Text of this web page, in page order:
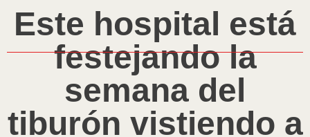
Este hospital está
festejando la
semana del
tiburón vistiendo a